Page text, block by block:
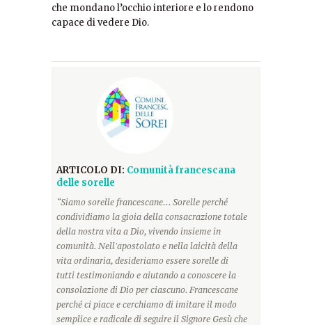
che mondano l’occhio interiore e lo rendono
capace di vedere Dio.
ARTICOLO DI: Comunità francescana
delle sorelle
“Siamo sorelle francescane... Sorelle perché
condividiamo la gioia della consacrazione totale
della nostra vita a Dio, vivendo insieme in
comunità. Nell'apostolato e nella laicità della
vita ordinaria, desideriamo essere sorelle di
tutti testimoniando e aiutando a conoscere la
consolazione di Dio per ciascuno. Francescane
perché ci piace e cerchiamo di imitare il modo
semplice e radicale di seguire il Signore Gesù che